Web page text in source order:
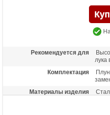
На
Рекомендуется для
лука
Комплектация
Материалы изделия